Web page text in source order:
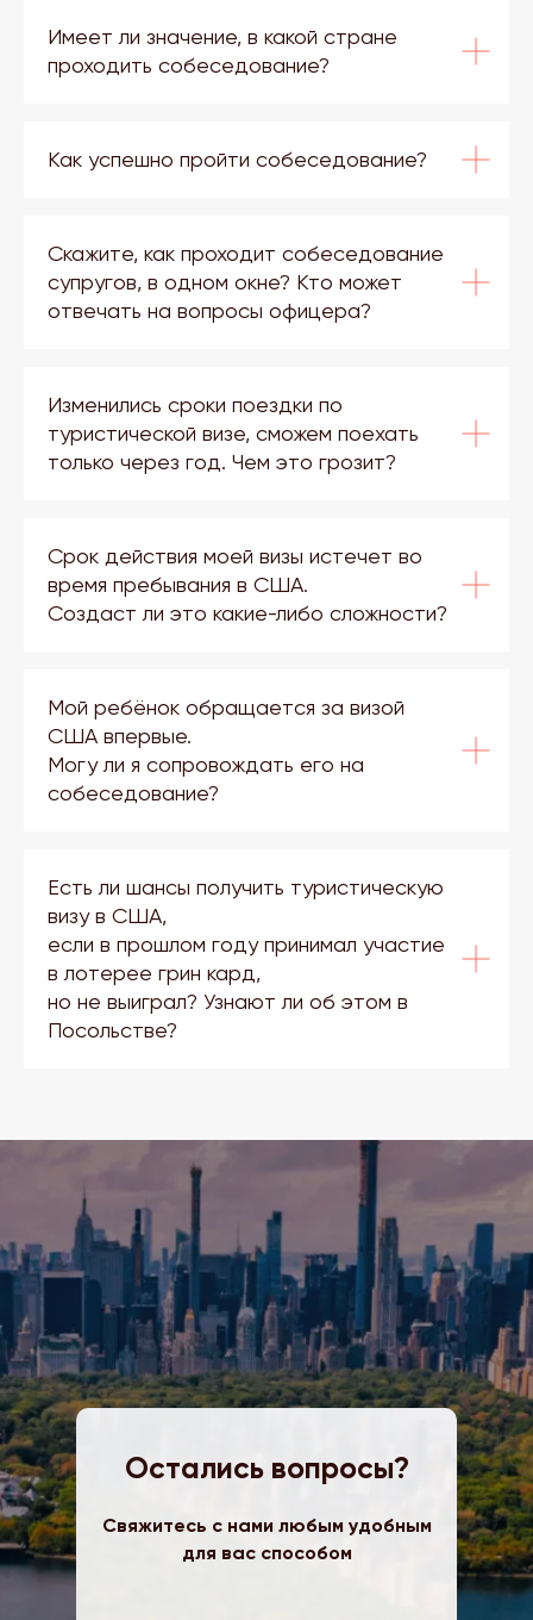
Имеет ли значение, в какой стране
проходить собеседование?
Как успешно пройти собеседование?
Скажите, как проходит собеседование
супругов, в одном окне? Кто может
отвечать на вопросы офицера?
Изменились сроки поездки по
туристической визе, сможем поехать
только через год. Чем это грозит?
Срок действия моей визы истечет во
время пребывания в США.
Создаст ли это какие-либо сложности?
Мой ребёнок обращается за визой
США впервые.
Могу ли я сопровождать его на
собеседование?
Есть ли шансы получить туристическую
визу в США,
если в прошлом году принимал участие
в лотерее грин кард,
но не выиграл? Узнают ли об этом в
Посольстве?
Остались вопросы?
Свяжитесь с нами любым удобным
для вас способом